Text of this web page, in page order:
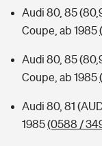
Audi 80, 85
Coupe, ab 1985
Audi 80, 85
Coupe, ab 1985
Audi 80, 81
1985(0588 /